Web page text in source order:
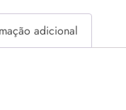
adicional